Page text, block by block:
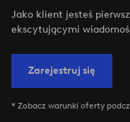
Jako klient jesteś
ekscytującymi
Zarejestruj się
* Zobacz warunki oferty